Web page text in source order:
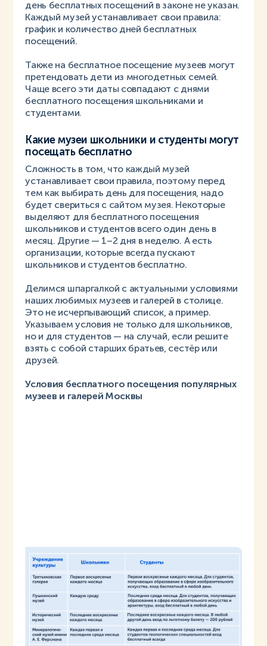
день бесплатных посещений в законе не указан.
Каждый музей устанавливает свои правила:
график и количество дней бесплатных
посещений.
Также на бесплатное посещение музеев могут
претендовать дети из многодетных семей.
Чаще всего эти даты совпадают с днями
бесплатного посещения школьниками и
студентами.
Какие музеи школьники и студенты могут
посещать бесплатно
Сложность в том, что каждый музей
устанавливает свои правила, поэтому перед
тем как выбирать день для посещения, надо
будет свериться с сайтом музея. Некоторые
выделяют для бесплатного посещения
школьников и студентов всего один день в
месяц. Другие — 1–2 дня в неделю. А есть
организации, которые всегда пускают
школьников и студентов бесплатно.
Делимся шпаргалкой с актуальными условиями
наших любимых музеев и галерей в столице.
Это не исчерпывающий список, а пример.
Указываем условия не только для школьников,
но и для студентов — на случай, если решите
взять с собой старших братьев, сестёр или
друзей.
Условия бесплатного посещения популярных
музеев и галерей Москвы